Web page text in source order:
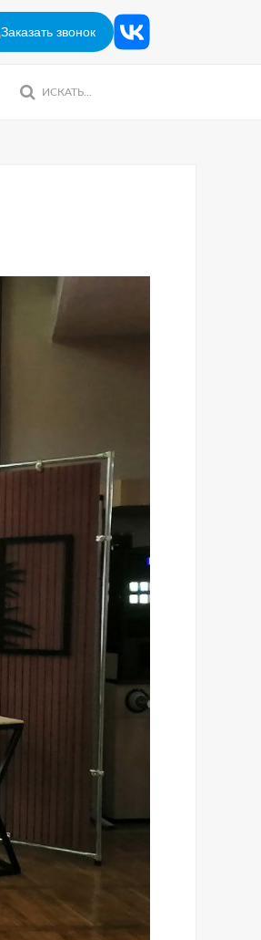
Заказать звонок